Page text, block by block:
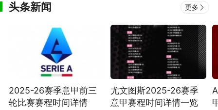
头条新闻 更多
2025-26赛季意甲前三
轮比赛赛程时间详情
尤文图斯2025-26赛季
意甲赛程时间详情一览